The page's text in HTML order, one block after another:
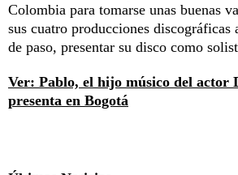
Colombia para tomarse unas buenas
sus cuatro producciones discográficas
de paso, presentar su disco como
Ver: Pablo, el hijo músico del actor
presenta en Bogotá